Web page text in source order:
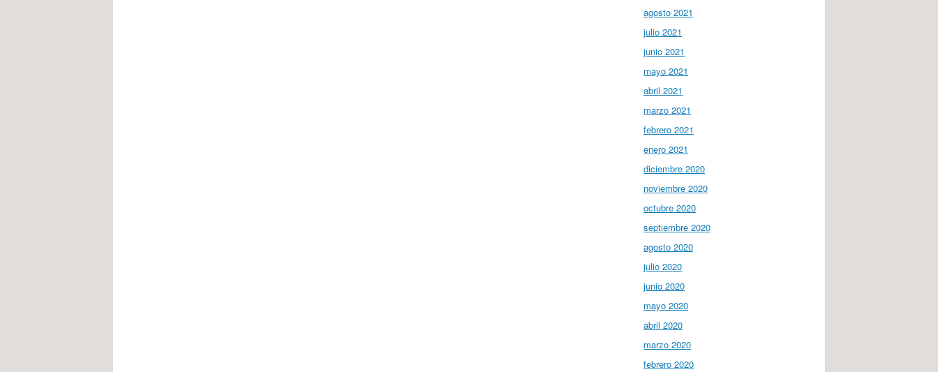
agosto 2021
julio 2021
junio 2021
mayo 2021
abril 2021
marzo 2021
febrero 2021
enero 2021
diciembre 2020
noviembre 2020
octubre 2020
septiembre 2020
agosto 2020
julio 2020
junio 2020
mayo 2020
abril 2020
marzo 2020
febrero 2020